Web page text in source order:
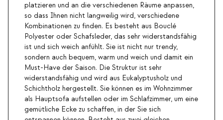
platzieren und an die verschiedenen Räume anpassen,
so dass Ihnen nicht langweilig wird, verschiedene
Kombinationen zu finden. Es besteht aus Bouclé
Polyester oder Schafsleder, das sehr widerstandsfähig
ist und sich weich anfühlt. Sie ist nicht nur trendy,
sondern auch bequem, warm und weich und damit ein
Must-Have der Saison. Die Struktur ist sehr
widerstandsfähig und wird aus Eukalyptusholz und
Schichtholz hergestellt. Sie können es im Wohnzimmer
als Hauptsofa aufstellen oder im Schlafzimmer, um eine
gemütliche Ecke zu schaffen, in der Sie sich